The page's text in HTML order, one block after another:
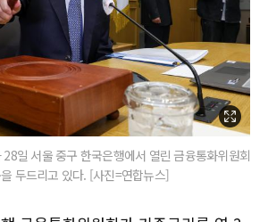
일 서울 중구 한국은행에서 열린 금융통화위원회
두드리고 있다. [사진=연합뉴스]